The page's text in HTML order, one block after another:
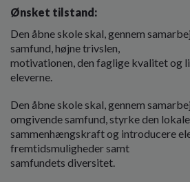
Ønsket tilstand:
Den åbne skole skal, gennem
samfund, højne trivslen,
motivationen, den faglige kvalitet og
eleverne.
Den åbne skole skal, gennem
omgivende samfund, styrke den lokale
sammenhængskraft og introducere
fremtidsmuligheder samt
samfundets diversitet.